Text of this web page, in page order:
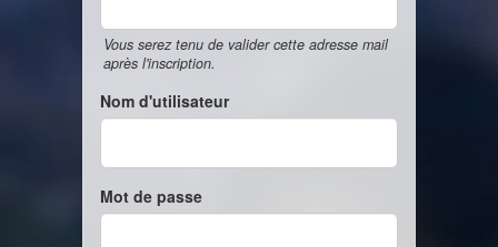
Vous serez tenu de valider cette adresse mail
après l'inscription.
Nom d'utilisateur
Mot de passe